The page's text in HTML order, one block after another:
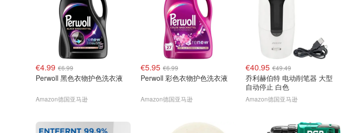
€4.99 €6.99
Perwoll 黑色衣物护色洗衣液
Amazon德国亚马逊
€5.95 €6.99
Perwoll 彩色衣物护色洗衣液
Amazon德国亚马逊
€40.95 €49.49
乔利赫伯特 电动削笔器 大型
自动停止 白色
Amazon德国亚马逊